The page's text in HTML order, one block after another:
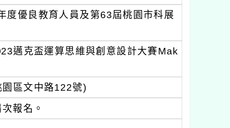
度優良教育人員及第63屆桃園市科展
邁克盃運算思維與創意設計大賽Mak
區文中路122號)
報名。